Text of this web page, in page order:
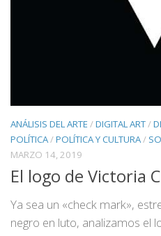
ANÁLISIS DEL ARTE /DIGITAL ART /
POLÍTICA /POLÍTICA Y CULTURA /
MARZO 14, 2019
El logo de Victoria
Ya sea un «check mark»,
negro en luto, analizamos el